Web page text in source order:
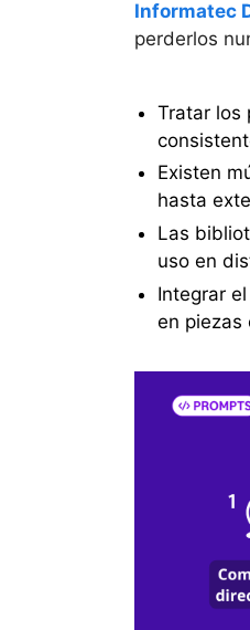
Informatec
perderlos
Tratar los
Existen
hasta
Las
uso en
Integrar
en piezas